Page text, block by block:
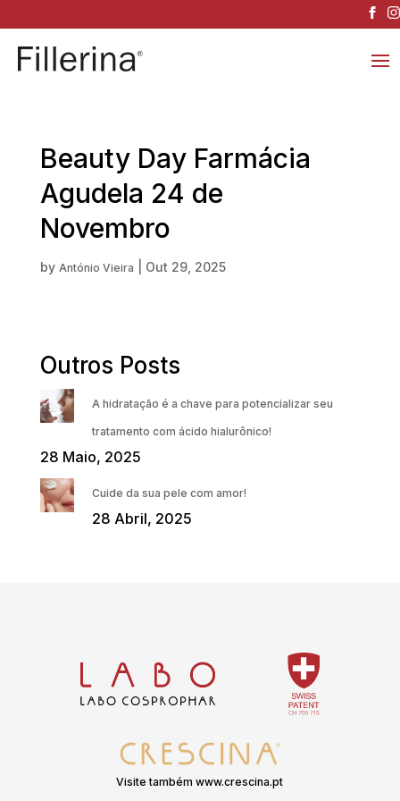
Beauty Day Farmácia
Agudela 24 de
Novembro
by António Vieira Out 29, 2025
Outros Posts
A hidratação é a chave para potencializar seu
tratamento com ácido hialurônico!
28 Maio, 2025
Cuide da sua pele com amor!
28 Abril, 2025
Visite também www.crescina.pt